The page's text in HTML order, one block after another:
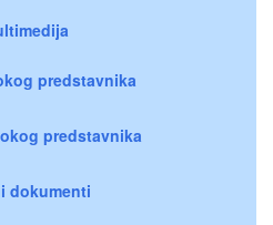
predstavnika
predstavnika
dokumenti